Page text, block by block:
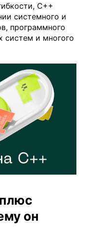
C++
системного и
программного
систем и многого
он